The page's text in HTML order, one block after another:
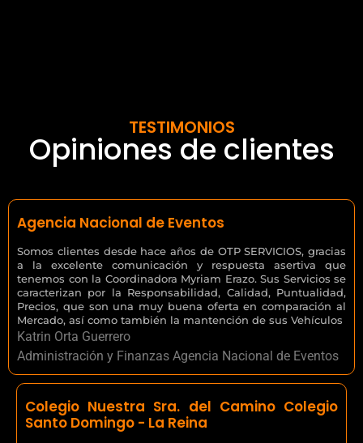
TESTIMONIOS
Opiniones de clientes
Agencia Nacional de Eventos
Somos clientes desde hace años de OTP SERVICIOS, gracias
a la excelente comunicación y respuesta asertiva que
tenemos con la Coordinadora Myriam Erazo. Sus Servicios se
caracterizan por la Responsabilidad, Calidad, Puntualidad,
Precios, que son una muy buena oferta en comparación al
Mercado, así como también la mantención de sus Vehículos
Katrin Orta Guerrero
Administración y Finanzas Agencia Nacional de Eventos
Colegio Nuestra Sra. del Camino Colegio
Santo Domingo - La Reina